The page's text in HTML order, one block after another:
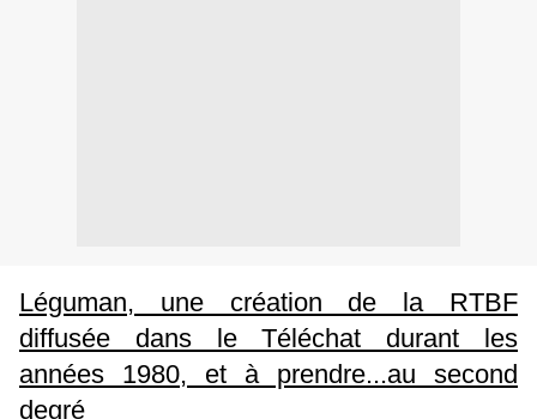
Léguman, une création de la RTBF
diffusée dans le Téléchat durant les
années 1980, et à prendre...au second
degré